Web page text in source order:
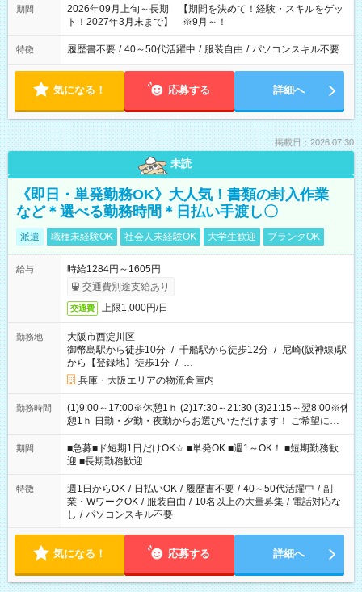
期間
2026年09月上旬～長期 【期間を決めて！経験・スキルをゲッ
ト！2027年3月末まで】 ※9月～！
特徴 履歴書不要 / 40～50代活躍中 / 服装自由 / パソコンスキル不要
気になる！ 応募する 詳細へ
掲載日：2026.07.30
未読
《即日・単発勤務OK》大人気！書類の封入作業
など＊選べる勤務時間＊日払い手渡し〇
派遣 職種未経験OK 社会人未経験OK 大学生歓迎 ブランクOK
給与
時給1284円～1605円
交通費別途支給あり
交通費 上限1,000円/日
勤務地
大阪市西淀川区
御幣島駅から徒歩10分 / 千船駅から徒歩12分 / 尼崎(阪神線)駅
から【登録地】徒歩1分 / …
兵庫・大阪エリアの物流倉庫内
勤務時間
(1)9:00～17:00※休憩1ｈ (2)17:30～21:30 (3)21:15～翌8:00※休
憩1ｈ 日勤・夕勤・夜勤からお選びいただけます！ ご希望に合
わせて働けるお仕事です(*^^*) 【その他選べる勤務時間】 8-17
時/9-17時/9-18時/10-18時/11-21時/18-22時/20-翌4時/21-翌5
時/22-翌6時/0-翌8時 ご自身のご都合で選んで頂ける完全自由シ
フト！
期間
■急募■ド短期1日だけOK☆ ■単発OK ■週1～OK！ ■短期勤務歓
迎 ■長期勤務歓迎
特徴 週1日からOK / 日払いOK / 履歴書不要 / 40～50代活躍中 / 副
業・WワークOK / 服装自由 / 10名以上の大量募集 / 電話対応な
し / パソコンスキル不要
気になる！ 応募する 詳細へ